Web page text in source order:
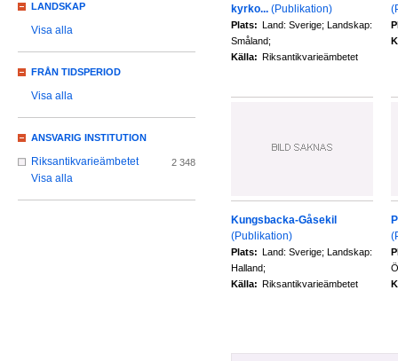
kyrko... (Publikation)
Plats: Land: Sverige; Landskap:
Småland;
Källa: Riksantikvarieämbetet
Kungsbacka-Gåsekil
(Publikation)
Plats: Land: Sverige; Landskap:
Halland;
Källa: Riksantikvarieämbetet
LANDSKAP
Visa alla
FRÅN TIDSPERIOD
Visa alla
ANSVARIG INSTITUTION
Riksantikvarieämbetet 2 348
Visa alla